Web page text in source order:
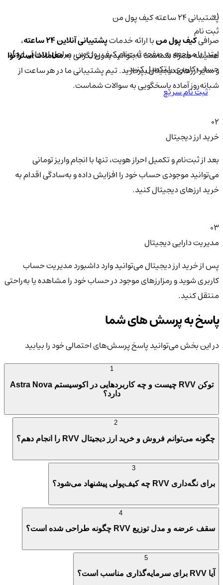
پشتیبانی ۲۴ ساعته کیف پول من
صرافیکیف پول منبا ارائه خدماتپشتیبانی آنلاین ۲۴ ساعته
،
همیشه همراه شماست تا بتوانید بدون نگرانی بهمعاملات اَسترا نُوا
و سایر ارزهای دیجیتال بپردازید. تیم پشتیبانی ما در هر ساعت از
شبانه‌روز آماده پاسخگویی به سوالات شماست.
01
ثبت نام
ابتدا با مراجعه به صفحه ثبت‌نام کیف‌ پول من، مراحل ابتدایی ایجاد
حساب کاربری را تکمیل کنید.
ثبت نام سریع
02
خرید ارز دیجیتال
بعد از ثبت‌نام و تکمیل احراز هویت، تنها با انجام واریز تومانی
می‌توانید موجودی حساب خود را افزایش داده و به‌سادگی اقدام به
خرید ارزهای دیجیتال کنید.
03
مدیریت دارایی دیجیتال
پس از خرید ارز دیجیتال می‌توانید وارد داشبورد مدیریت حساب
کاربری شوید و رمزارزهای موجود در حساب خود را مشاهده یا به‌راحتی
منتقل کنید.
پاسخ به پرسش های شما
در این بخش می‌توانید پاسخ پرسش‌های احتمالی خود را بیابید
توکن RVV چیست و چه کاربردهایی در اکوسیستم Astra Nova
دارد؟
چگونه می‌توانم فروش و خرید ارز دیجیتال RVV را انجام دهم؟
برای نگه‌داری RVV چه کیف‌پولی پیشنهاد می‌شود؟
سقف عرضه و مدل توزیع RVV چگونه طراحی شده است؟
آیا RVV برای سرمایه‌گذاری مناسب است؟